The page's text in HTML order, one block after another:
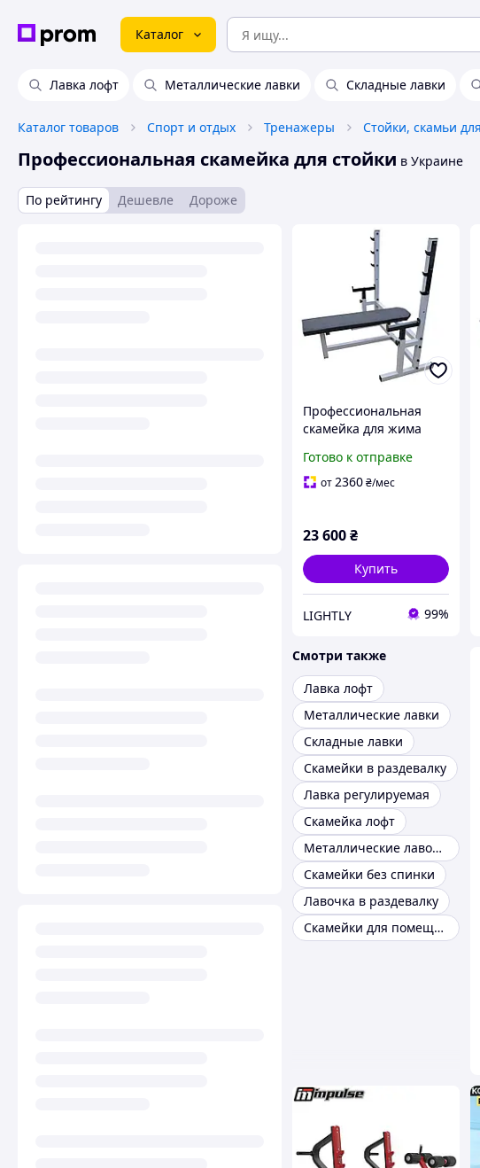
Каталог
Лавка лофт Металлические лавки Складные лавки
Каталог товаров Спорт и отдых Тренажеры
Профессиональная скамейка для стойки в Украине
По рейтингу Дешевле Дороже
Профессиональная
скамейка для жима
стойками до 300 кг
Готово к отправке
от2360₴/мес
23 600₴
Купить
LIGHTLY 99%
Смотри также
Лавка лофт
Металлические лавки
Складные лавки
Скамейки в раздевалку
Лавка регулируемая
Скамейка лофт
Металлические лавочки
Скамейки без спинки
Лавочка в раздевалку
Скамейки для помещений